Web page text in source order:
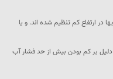
در ارتفاع کم تنظیم شده اند. و یا
بر کم بودن بیش از حد فشار آب